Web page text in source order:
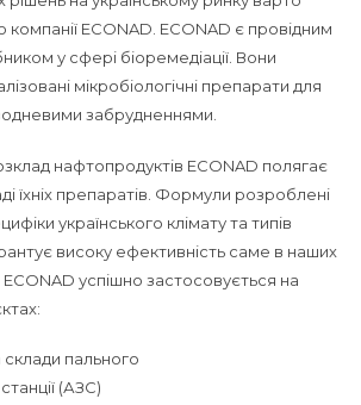
компанії ECONAD. ECONAD є провідним
у сфері біоремедіації. Вони
мікробіологічні препарати для
забрудненнями.
нафтопродуктів ECONAD полягає
їхніх препаратів. Формули розроблені
українського клімату та типів
високу ефективність саме в наших
успішно застосовується на
пального
(АЗС)